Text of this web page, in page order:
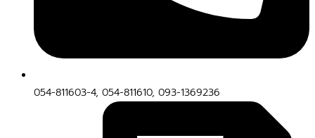
054-811603-4, 054-811610, 093-1369236